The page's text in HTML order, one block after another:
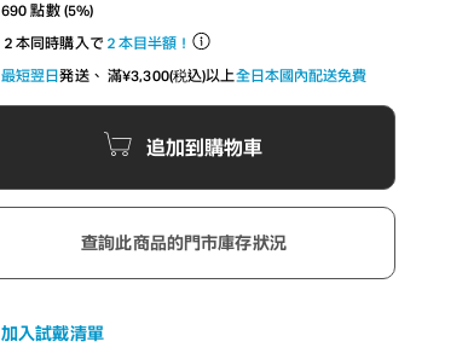
690 點數 (5%)
２本同時購入で ２本目半額！
最短翌日発送、 滿¥3,300(税込)以上全日本國內配送免費
追加到購物車
查詢此商品的門市庫存狀況
加入試戴清單